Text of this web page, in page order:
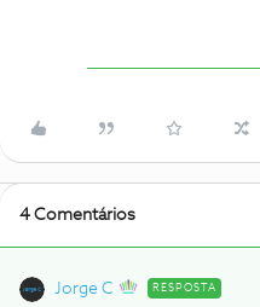
4 Comentários
Jorge C RESPOSTA